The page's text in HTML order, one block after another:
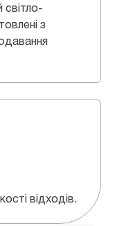
з
відходів.